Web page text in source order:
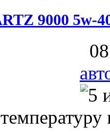
9000 5w-